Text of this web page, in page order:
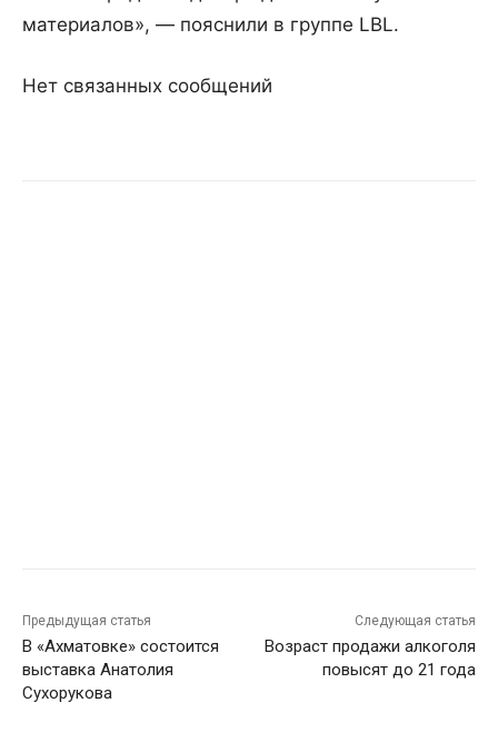
материалов», — пояснили в группе LBL.
Нет связанных сообщений
Предыдущая статья
В «Ахматовке» состоится
выставка Анатолия
Сухорукова
Следующая статья
Возраст продажи алкоголя
повысят до 21 года